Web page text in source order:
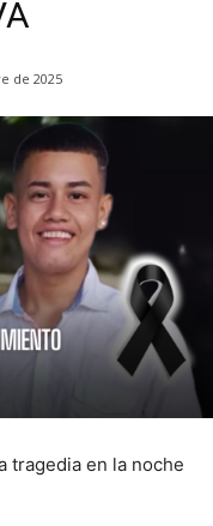
de 2025
tragedia en la noche